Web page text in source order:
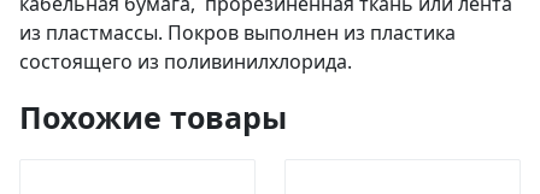
из пластмассы. Покров выполнен из пластика
состоящего из поливинилхлорида.
Похожие товары